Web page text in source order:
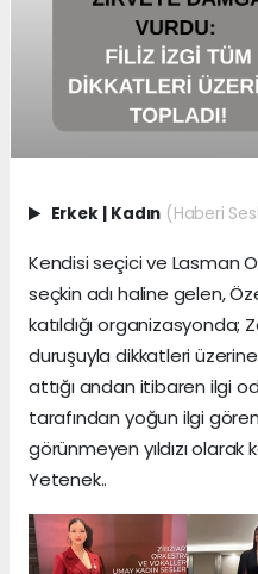
Erkek | Kadın (Haberi
Kendisi seçici ve Lasman
seçkin adı haline gelen,
katıldığı organizasyonda;
duruşuyla dikkatleri
attığı andan itibaren ilgi
tarafından yoğun ilgi
görünmeyen yıldızı
Yetenek..